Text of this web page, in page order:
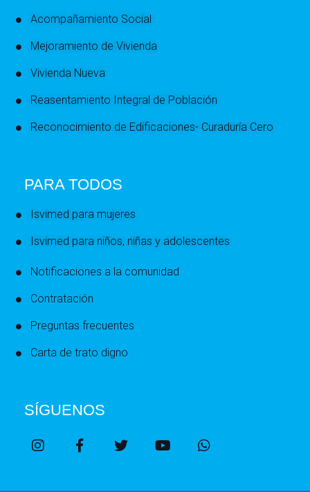
Acompañamiento Social
Mejoramiento de Vivienda
Vivienda Nueva
Reasentamiento Integral de Población
Reconocimiento de Edificaciones- Curaduría Cero
PARA TODOS
Isvimed para mujeres
Isvimed para niños, niñas y adolescentes
Notificaciones a la comunidad
Contratación
Preguntas frecuentes
Carta de trato digno
SÍGUENOS